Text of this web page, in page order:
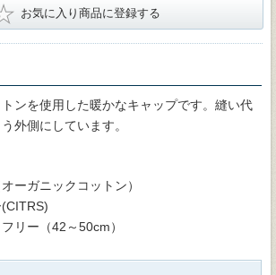
お気に入り商品に登録する
ンを使用した暖かなキャップです。縫い代
外側にしています。
ーガニックコットン）
(CITRS)
リー（42～50cm）